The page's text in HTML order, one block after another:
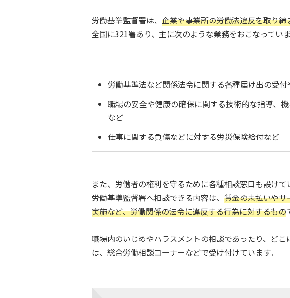
労働基準監督署は、 企業や事業所の労働法違反を取り締
全国に321署あり、主に次のような業務をおこなっていま
労働基準法など関係法令に関する各種届け出の受
職場の安全や健康の確保に関する技術的な指導、
など
仕事に関する負傷などに対する労災保険給付など
また、労働者の権利を守るために各種相談窓口も設けて
労働基準監督署へ相談できる内容は、 賃金の未払いやサ
実施など、労働関係の法令に違反する行為に対するもの
職場内のいじめやハラスメントの相談であったり、ど
は、総合労働相談コーナーなどで受け付けています。